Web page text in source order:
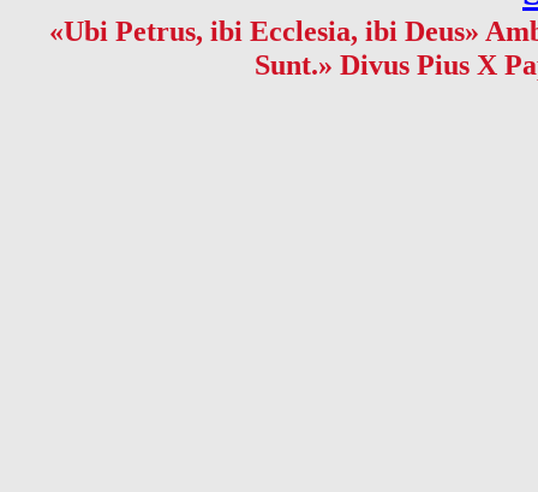
«Ubi Petrus, ibi Ecclesia, ibi Deus»
Sunt.» Divus Pius X